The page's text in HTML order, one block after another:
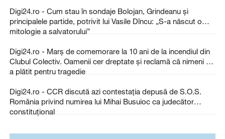
Digi24.ro - Cum stau în sondaje Bolojan, Grindeanu și
principalele partide, potrivit lui Vasile Dîncu: „S-a născut o
mitologie a salvatorului”
Digi24.ro - Marş de comemorare la 10 ani de la incendiul din
Clubul Colectiv. Oamenii cer dreptate și reclamă că nimeni nu
a plătit pentru tragedie
Digi24.ro - CCR discută azi contestația depusă de S.O.S.
România privind numirea lui Mihai Busuioc ca judecător
constituțional